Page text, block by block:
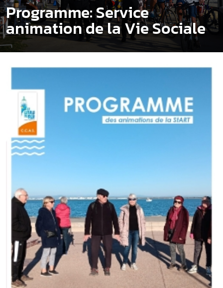
Programme: Service
animation de la Vie Sociale